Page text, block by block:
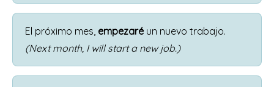
El próximo mes, empezaréun nuevo trabajo.
(Next month, I will start a new job.)